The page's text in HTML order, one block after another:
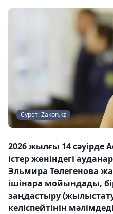
Сурет: Zakon.kz
2026 жылғы 14
істер жөніндегі
Эльмира Төлегенова
ішінара мойындады,
заңдастыру
келіспейтінін